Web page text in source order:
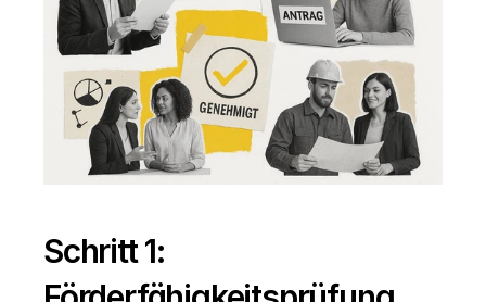
Schritt 1: